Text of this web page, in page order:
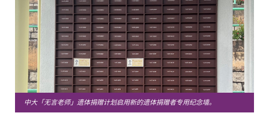
中大「无言老师」遗体捐赠计划启用新的遗体捐赠者专用纪念墙。